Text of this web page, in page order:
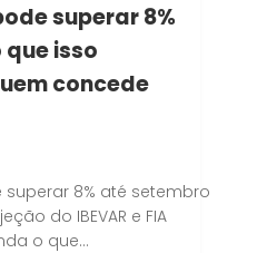
superar 8%
isso
concede
8% até setembro
do IBEVAR e FIA
o que…